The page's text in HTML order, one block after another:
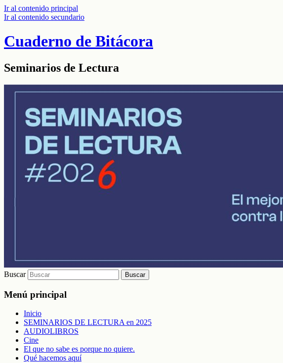
Ir al contenido principal
Ir al contenido secundario
Cuaderno de Bitácora
Seminarios de Lectura
Buscar
Menú principal
Inicio
SEMINARIOS DE LECTURA en 2025
AUDIOLIBROS
Cine
El que no sabe es porque no quiere.
Qué hacemos aquí